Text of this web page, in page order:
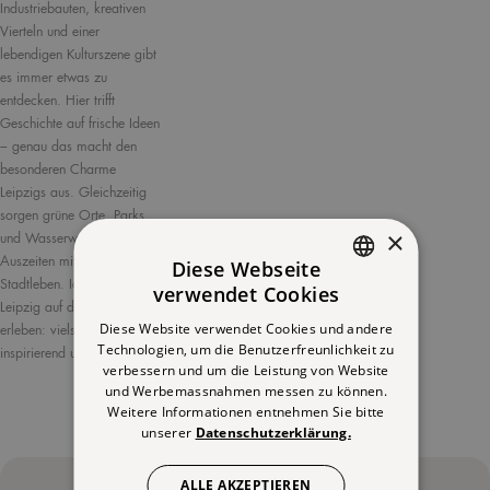
Industriebauten, kreativen
Vierteln und einer
lebendigen Kulturszene gibt
es immer etwas zu
entdecken. Hier trifft
Geschichte auf frische Ideen
– genau das macht den
besonderen Charme
Leipzigs aus. Gleichzeitig
sorgen grüne Orte, Parks
und Wasserwege für kleine
Auszeiten mitten im
Stadtleben. Ideal, um
Leipzig auf deine Weise zu
erleben: vielseitig,
inspirierend und mittendrin.
GERMAN
ENGLISH
FRENCH
×
Diese Webseite
verwendet Cookies
Diese Website verwendet Cookies und andere
Technologien, um die Benutzerfreunlichkeit zu
verbessern und um die Leistung von Website
und Werbemassnahmen messen zu können.
Weitere Informationen entnehmen Sie bitte
unserer Datenschutzerklärung.
ALLE AKZEPTIEREN